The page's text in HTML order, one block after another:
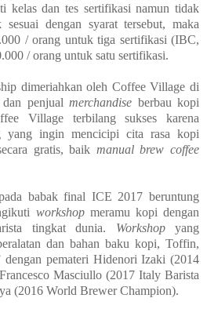
kelas dan tes sertifikasi namun tidak
dengan syarat tersebut, maka
/ orang untuk tiga sertifikasi (IBC,
/ orang untuk satu sertifikasi.
dimeriahkan oleh Coffee Village di
penjualmerchandise berbau kopi
Village terbilang sukses karena
yang ingin mencicipi cita rasa kopi
gratis, baik manual brew coffee
babak final ICE 2017 beruntung
workshopmeramu kopi dengan
tingkat dunia. Workshopyang
dan bahan baku kopi, Toffin,
dengan pemateri Hidenori Izaki (2014
Masciullo (2017 Italy Barista
(2016 World Brewer Champion).